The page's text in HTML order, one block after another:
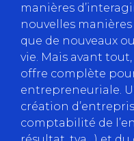
manières
nouvelles
que de nouveaux
vie. Mais avant
offre complète
entrepreneuriale.
création
comptabilité de